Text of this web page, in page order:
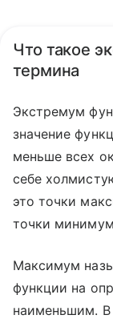
Что такое
термина
Экстремум
значение
меньше всех
себе
это точки
точки
Максимум
функции на
наименьшим. В